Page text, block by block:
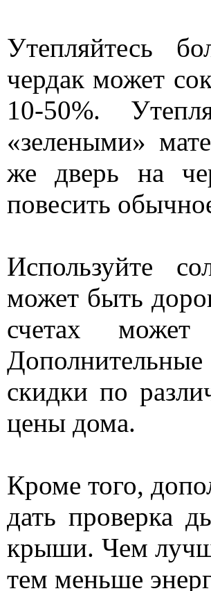
Утепляйтесь
чердак может
10-50%.
«зелеными»
же дверь на
повесить
Используйте
может быть
счетах
скидки по
цены дома.
Кроме того,
дать проверка
крыши. Чем
тем меньше